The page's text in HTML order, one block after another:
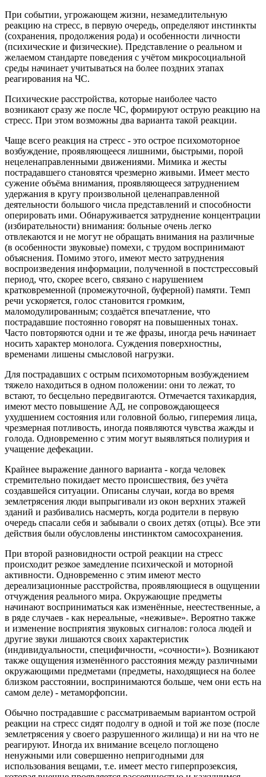
При событии, угрожающем жизни, незамедлительную
реакцию на стресс, в первую очередь, определяют инстинкты
(сохранения, продолжения рода) и особенности личности
(психические и физические). Представление о реальном и
желаемом стандарте поведения с учётом микросоциальной
среды начинает учитываться на более поздних этапах
реагирования на ЧС.
Психические расстройства, которые наиболее часто
возникают сразу же после ЧС, формируют острую реакцию на
стресс. При этом возможны два варианта такой реакции.
Чаще всего реакция на стресс - это острое психомоторное
возбуждение, проявляющееся лишними, быстрыми, порой
нецеленаправленными движениями. Мимика и жесты
пострадавшего становятся чрезмерно живыми. Имеет место
сужение объёма внимания, проявляющееся затруднением
удержания в кругу произвольной целенаправленной
деятельности большого числа представлений и способности
оперировать ими. Обнаруживается затруднение концентрации
(избирательности) внимания: больные очень легко
отвлекаются и не могут не обращать внимания на различные
(в особенности звуковые) помехи, с трудом воспринимают
объяснения. Помимо этого, имеют место затруднения
воспроизведения информации, полученной в постстрессовый
период, что, скорее всего, связано с нарушением
кратковременной (промежуточной, буферной) памяти. Темп
речи ускоряется, голос становится громким,
маломодулированным; создаётся впечатление, что
пострадавшие постоянно говорят на повышенных тонах.
Часто повторяются одни и те же фразы, иногда речь начинает
носить характер монолога. Суждения поверхностны,
временами лишены смысловой нагрузки.
Для пострадавших с острым психомоторным возбуждением
тяжело находиться в одном положении: они то лежат, то
встают, то бесцельно передвигаются. Отмечается тахикардия,
имеют место повышение АД, не сопровождающееся
ухудшением состояния или головной болью, гиперемия лица,
чрезмерная потливость, иногда появляются чувства жажды и
голода. Одновременно с этим могут выявляться полиурия и
учащение дефекации.
Крайнее выражение данного варианта - когда человек
стремительно покидает место происшествия, без учёта
создавшейся ситуации. Описаны случаи, когда во время
землетрясения люди выпрыгивали из окон верхних этажей
зданий и разбивались насмерть, когда родители в первую
очередь спасали себя и забывали о своих детях (отцы). Все эти
действия были обусловлены инстинктом самосохранения.
При второй разновидности острой реакции на стресс
происходит резкое замедление психической и моторной
активности. Одновременно с этим имеют место
дереализационные расстройства, проявляющиеся в ощущении
отчуждения реального мира. Окружающие предметы
начинают восприниматься как изменённые, неестественные, а
в ряде случаев - как нереальные, «неживые». Вероятно также
и изменение восприятия звуковых сигналов: голоса людей и
другие звуки лишаются своих характеристик
(индивидуальности, специфичности, «сочности»). Возникают
также ощущения изменённого расстояния между различными
окружающими предметами (предметы, находящиеся на более
близком расстоянии, воспринимаются больше, чем они есть на
самом деле) - метаморфопсии.
Обычно пострадавшие с рассматриваемым вариантом острой
реакции на стресс сидят подолгу в одной и той же позе (после
землетрясения у своего разрушенного жилища) и ни на что не
реагируют. Иногда их внимание всецело поглощено
ненужными или совершенно непригодными для
использования вещами, т.е. имеет место гиперпрозексия,